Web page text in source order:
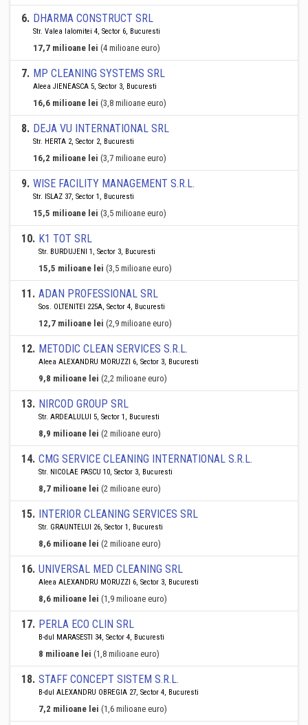
6. DHARMA CONSTRUCT SRL
Str. Valea Ialomitei 4, Sector 6, Bucuresti
17,7 milioane lei (4 milioane euro)
7. MP CLEANING SYSTEMS SRL
Aleea JIENEASCA 5, Sector 3, Bucuresti
16,6 milioane lei (3,8 milioane euro)
8. DEJA VU INTERNATIONAL SRL
Str. HERTA 2, Sector 2, Bucuresti
16,2 milioane lei (3,7 milioane euro)
9. WISE FACILITY MANAGEMENT S.R.L.
Str. ISLAZ 37, Sector 1, Bucuresti
15,5 milioane lei (3,5 milioane euro)
10. K1 TOT SRL
Str. BURDUJENI 1, Sector 3, Bucuresti
15,5 milioane lei (3,5 milioane euro)
11. ADAN PROFESSIONAL SRL
Sos. OLTENITEI 225A, Sector 4, Bucuresti
12,7 milioane lei (2,9 milioane euro)
12. METODIC CLEAN SERVICES S.R.L.
Aleea ALEXANDRU MORUZZI 6, Sector 3, Bucuresti
9,8 milioane lei (2,2 milioane euro)
13. NIRCOD GROUP SRL
Str. ARDEALULUI 5, Sector 1, Bucuresti
8,9 milioane lei (2 milioane euro)
14. CMG SERVICE CLEANING INTERNATIONAL S.R.L.
Str. NICOLAE PASCU 10, Sector 3, Bucuresti
8,7 milioane lei (2 milioane euro)
15. INTERIOR CLEANING SERVICES SRL
Str. GRAUNTELUI 26, Sector 1, Bucuresti
8,6 milioane lei (2 milioane euro)
16. UNIVERSAL MED CLEANING SRL
Aleea ALEXANDRU MORUZZI 6, Sector 3, Bucuresti
8,6 milioane lei (1,9 milioane euro)
17. PERLA ECO CLIN SRL
B-dul MARASESTI 34, Sector 4, Bucuresti
8 milioane lei (1,8 milioane euro)
18. STAFF CONCEPT SISTEM S.R.L.
B-dul ALEXANDRU OBREGIA 27, Sector 4, Bucuresti
7,2 milioane lei (1,6 milioane euro)